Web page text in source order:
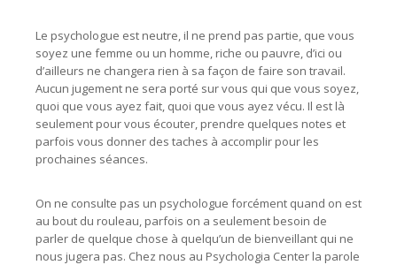
Le psychologue est neutre, il ne prend pas partie, que vous
soyez une femme ou un homme, riche ou pauvre, d’ici ou
d’ailleurs ne changera rien à sa façon de faire son travail.
Aucun jugement ne sera porté sur vous qui que vous soyez,
quoi que vous ayez fait, quoi que vous ayez vécu. Il est là
seulement pour vous écouter, prendre quelques notes et
parfois vous donner des taches à accomplir pour les
prochaines séances.
On ne consulte pas un psychologue forcément quand on est
au bout du rouleau, parfois on a seulement besoin de
parler de quelque chose à quelqu’un de bienveillant qui ne
nous jugera pas. Chez nous au Psychologia Center la parole